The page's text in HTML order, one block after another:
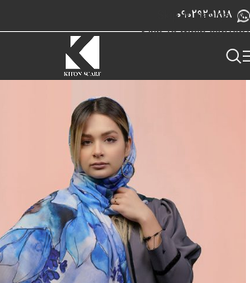
Skip to navigation
Skip to main content
09029201818